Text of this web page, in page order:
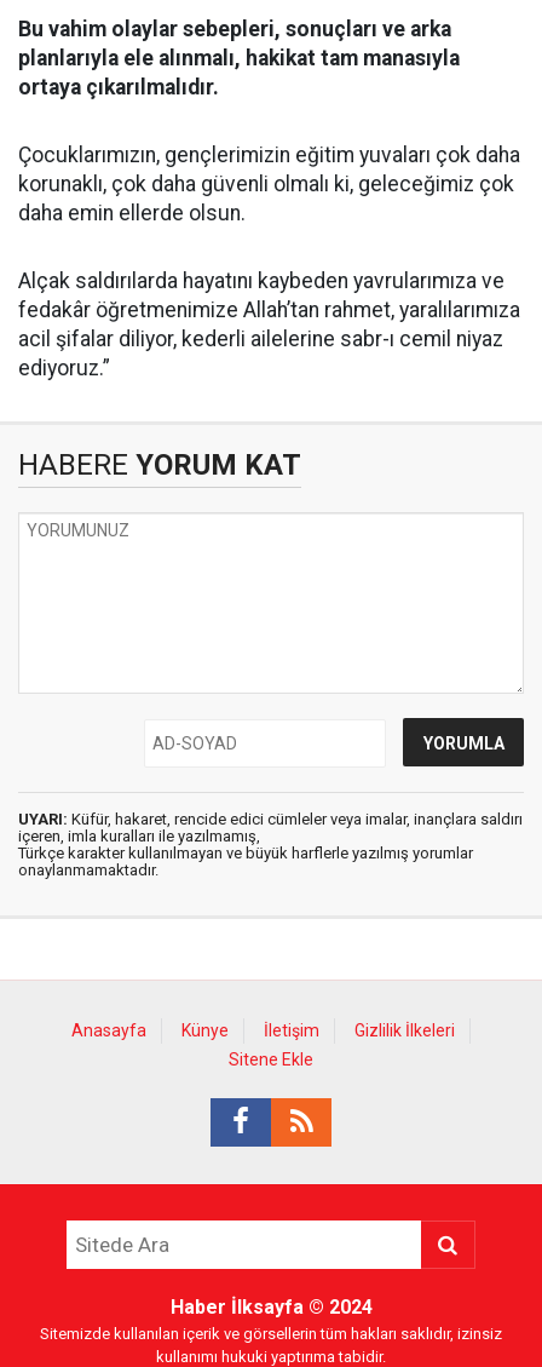
Bu vahim olaylar sebepleri, sonuçları ve arka
planlarıyla ele alınmalı, hakikat tam manasıyla
ortaya çıkarılmalıdır.
Çocuklarımızın, gençlerimizin eğitim yuvaları çok daha
korunaklı, çok daha güvenli olmalı ki, geleceğimiz çok
daha emin ellerde olsun.
Alçak saldırılarda hayatını kaybeden yavrularımıza ve
fedakâr öğretmenimize Allah’tan rahmet, yaralılarımıza
acil şifalar diliyor, kederli ailelerine sabr-ı cemil niyaz
ediyoruz.”
HABERE YORUM KAT
UYARI: Küfür, hakaret, rencide edici cümleler veya imalar, inançlara saldırı
içeren, imla kuralları ile yazılmamış,
Türkçe karakter kullanılmayan ve büyük harflerle yazılmış yorumlar
onaylanmamaktadır.
Anasayfa Künye İletişim
Gizlilik İlkeleri
Sitene Ekle
Haber İlksayfa© 2024
Sitemizde kullanılan içerik ve görsellerin tüm hakları saklıdır, izinsiz
kullanımı hukuki yaptırıma tabidir.